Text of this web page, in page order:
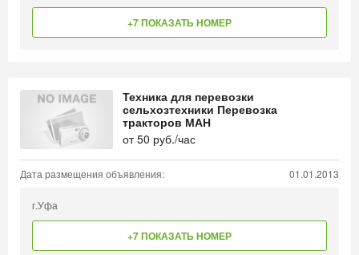
+7 ПОКАЗАТЬ НОМЕР
Техника для перевозки
сельхозтехники Перевозка
тракторов МАН
от50 руб./час
Дата размещения объявления: 01.01.2013
г.Уфа
+7 ПОКАЗАТЬ НОМЕР